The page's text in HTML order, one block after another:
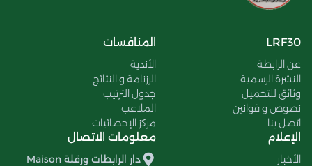
LRF30
عن الرابطة
النشرة الرسمية
وثائق للتحميل
نصوص و قوانين
اتصل بنا
المنافسات
الأندية
الرزنامة و النتائج
جدول الترتيب
الملاعب
مركز الإحصائيات
الإعلام
الأخبار
معلومات الاتصال
دار الرابطات ورقلة Maison